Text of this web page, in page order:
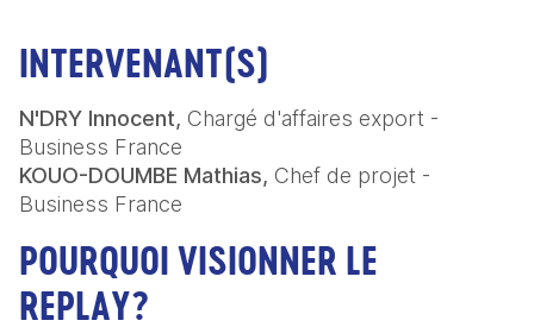
INTERVENANT(S)
N'DRY Innocent, Chargé d'affaires export -
Business France
KOUO-DOUMBE Mathias, Chef de projet -
Business France
POURQUOI VISIONNER LE
REPLAY?